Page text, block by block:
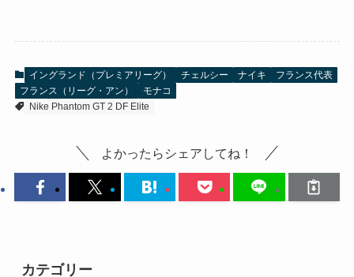
イングランド（プレミアリーグ） チェルシー ナイキ
フランス代表
フランス（リーグ・アン）
モナコ
Nike Phantom GT 2 DF Elite
よかったらシェアしてね！
カテゴリー